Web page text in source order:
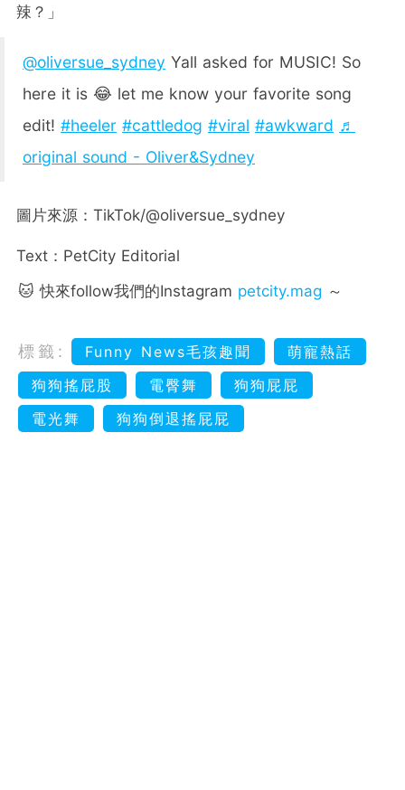
辣？」
@oliversue_sydney Yall asked for MUSIC! So
here it is 😂 let me know your favorite song
edit! #heeler #cattledog #viral #awkward ♬
original sound - Oliver&Sydney
圖片來源：TikTok/@oliversue_sydney
Text：PetCity Editorial
🐱 快來follow我們的Instagram petcity.mag ～
標籤: Funny News毛孩趣聞
萌寵熱話
狗狗搖屁股
電臀舞
狗狗屁屁
電光舞
狗狗倒退搖屁屁